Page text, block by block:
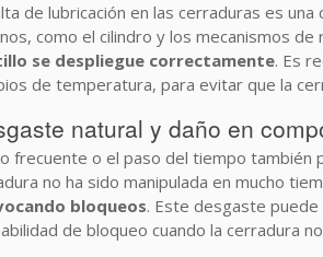
de lubricación en las cerraduras es
como el cilindro y los mecanismos
se despliegue correctamente. Es
de temperatura, para evitar que la
natural y daño en
frecuente o el paso del tiempo
no ha sido manipulada en mucho
bloqueos. Este desgaste
de bloqueo cuando la cerradura